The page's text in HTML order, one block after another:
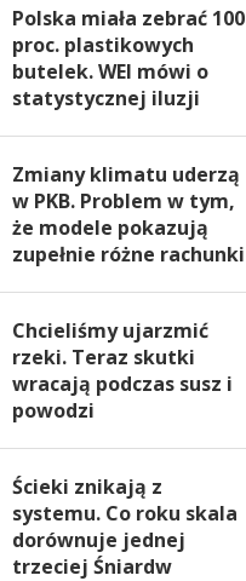
Polska miała zebrać 100
proc. plastikowych
butelek. WEI mówi o
statystycznej iluzji
Zmiany klimatu uderzą
w PKB. Problem w tym,
że modele pokazują
zupełnie różne rachunki
Chcieliśmy ujarzmić
rzeki. Teraz skutki
wracają podczas susz i
powodzi
Ścieki znikają z
systemu. Co roku skala
dorównuje jednej
trzeciej Śniardw